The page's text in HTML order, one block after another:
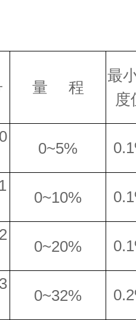
量 程
最
度
0~5%
0~10%
0~20%
0~32%